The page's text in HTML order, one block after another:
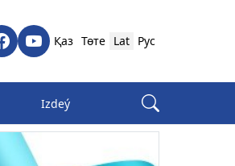
Қаз Төте Lat Рус